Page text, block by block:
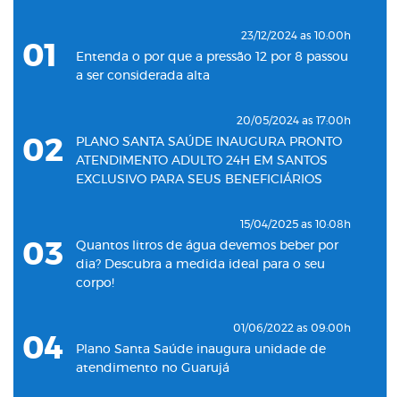
01
23/12/2024 as 10:00h
Entenda o por que a pressão 12 por 8 passou
a ser considerada alta
02
20/05/2024 as 17:00h
PLANO SANTA SAÚDE INAUGURA PRONTO
ATENDIMENTO ADULTO 24H EM SANTOS
EXCLUSIVO PARA SEUS BENEFICIÁRIOS
03
15/04/2025 as 10:08h
Quantos litros de água devemos beber por
dia? Descubra a medida ideal para o seu
corpo!
04
01/06/2022 as 09:00h
Plano Santa Saúde inaugura unidade de
atendimento no Guarujá